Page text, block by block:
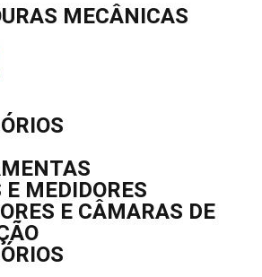
MECÂNICAS
MEDIDORES
E CÂMARAS DE